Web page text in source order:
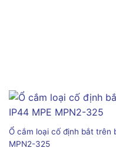
Ổ cắm loại cố định bắt trên
MPN2-325